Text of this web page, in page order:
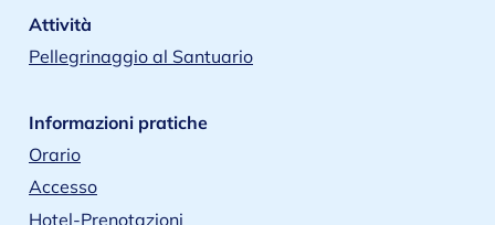
Attività
Pellegrinaggio al Santuario
Informazioni pratiche
Orario
Accesso
Hotel-Prenotazioni